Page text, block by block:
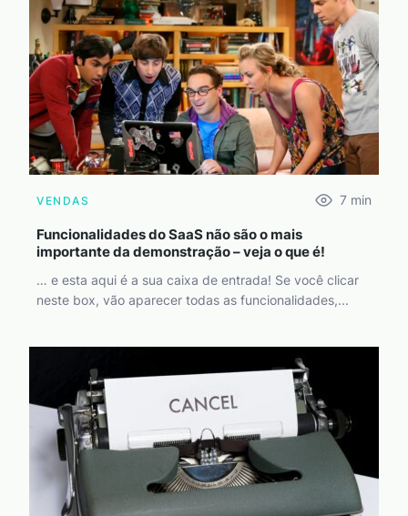
VENDAS 7 min
Funcionalidades do SaaS não são o mais
importante da demonstração – veja o que é!
… e esta aqui é a sua caixa de entrada! Se você clicar
neste box, vão aparecer todas as funcionalidades,...